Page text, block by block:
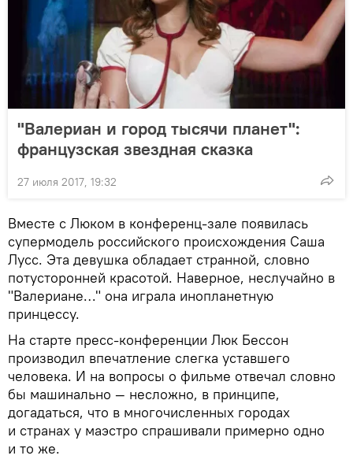
"Валериан и город тысячи планет":
французская звездная сказка
27 июля 2017, 19:32
Вместе с Люком в конференц-зале появилась
супермодель российского происхождения Саша
Лусс. Эта девушка обладает странной, словно
потусторонней красотой. Наверное, неслучайно в
"Валериане…" она играла инопланетную
принцессу.
На старте пресс-конференции Люк Бессон
производил впечатление слегка уставшего
человека. И на вопросы о фильме отвечал словно
бы машинально — несложно, в принципе,
догадаться, что в многочисленных городах
и странах у маэстро спрашивали примерно одно
и то же.